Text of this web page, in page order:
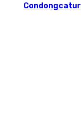
Condongcatur